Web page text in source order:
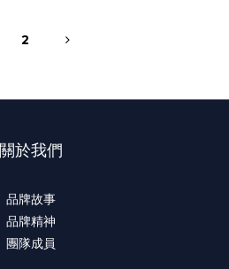
2
關於我們
品牌故事
品牌精神
團隊成員